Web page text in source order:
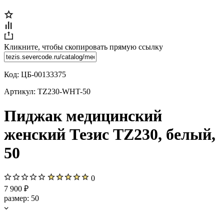
Кликните, чтобы скопировать прямую ссылку
Код: ЦБ-00133375
Артикул: TZ230-WHT-50
Пиджак медицинский
женский Тезис TZ230, белый,
50
0
7 900 ₽
размер: 50